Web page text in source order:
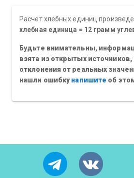
Расчет хлебных единиц
хлебная единица = 12 грамм
Будьте внимательны,
взята из открытых
отклонения от реальных
нашли ошибкунапишите об